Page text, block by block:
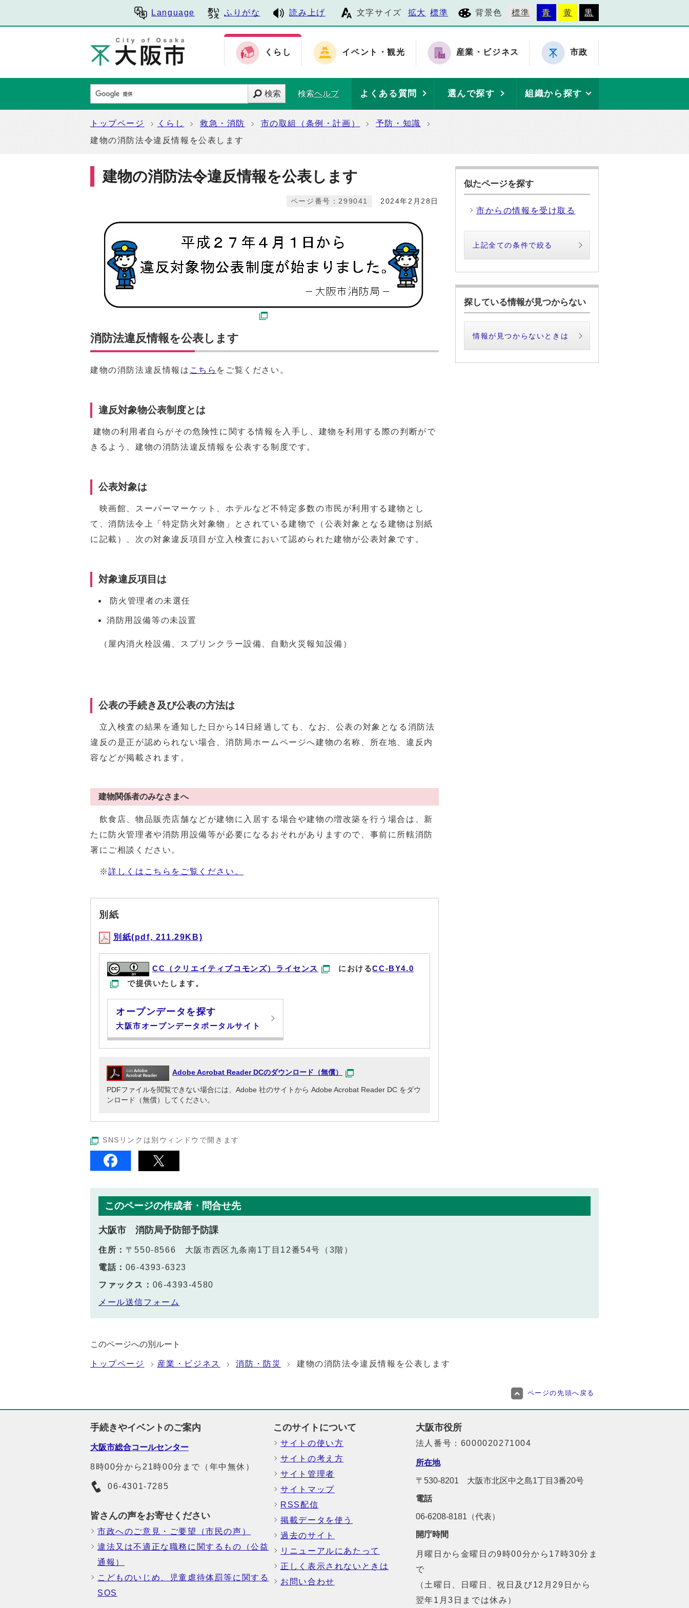
Language ふりがな 読み上げ 文字サイズ 拡大 標準 背景色 標準 青 黄 黒
くらし イベント・観光 産業・ビジネス 市政
検索 検索ヘルプ よくある質問 選んで探す 組織から探す
トップページ くらし 救急・消防 市の取組（条例・計画）
予防・知識
建物の消防法令違反情報を公表します
建物の消防法令違反情報を公表します
2024年2月28日
ページ番号：299041
消防法違反情報を公表します
建物の消防法違反情報は こちら をご覧ください。
違反対象物公表制度とは
建物の利用者自らがその危険性に関する情報を入手し、建物を利用する際の判断がで
きるよう、建物の消防法違反情報を公表する制度です。
公表対象は
映画館、スーパーマーケット、ホテルなど不特定多数の市民が利用する建物とし
て、消防法令上「特定防火対象物」とされている建物で（公表対象となる建物は別紙
に記載）、次の対象違反項目が立入検査において認められた建物が公表対象です。
対象違反項目は
防火管理者の未選任
消防用設備等の未設置
（屋内消火栓設備、スプリンクラー設備、自動火災報知設備）
公表の手続き及び公表の方法は
立入検査の結果を通知した日から14日経過しても、なお、公表の対象となる消防法
違反の是正が認められない場合、消防局ホームページへ建物の名称、所在地、違反内
容などが掲載されます。
建物関係者のみなさまへ
飲食店、物品販売店舗などが建物に入居する場合や建物の増改築を行う場合は、新
たに防火管理者や消防用設備等が必要になるおそれがありますので、事前に所轄消防
署にご相談ください。
※詳しくはこちらをご覧ください。
別紙
別紙(pdf, 211.29KB)
CC（クリエイティブコモンズ）ライセンス におけるCC-BY4.0
で提供いたします。
オープンデータを探す
大阪市オープンデータポータルサイト
Adobe Acrobat Reader DCのダウンロード（無償）
PDFファイルを閲覧できない場合には、Adobe 社のサイトから Adobe Acrobat Reader DC をダウ
ンロード（無償）してください。
SNSリンクは別ウィンドウで開きます
似たページを探す
市からの情報を受け取る
上記全ての条件で絞る
探している情報が見つからない
情報が見つからないときは
このページの作成者・問合せ先
大阪市 消防局予防部予防課
住所： 〒550-8566 大阪市西区九条南1丁目12番54号（3階）
電話： 06-4393-6323
ファックス： 06-4393-4580
メール送信フォーム
このページへの別ルート
トップページ 産業・ビジネス 消防・防災 建物の消防法令違反情報を公表します
ページの先頭へ戻る
手続きやイベントのご案内
大阪市総合コールセンター
8時00分から21時00分まで（年中無休）
06-4301-7285
皆さんの声をお寄せください
市政へのご意見・ご要望（市民の声）
違法又は不適正な職務に関するもの（公益
通報）
こどものいじめ、児童虐待体罰等に関する
SOS
このサイトについて
サイトの使い方
サイトの考え方
サイト管理者
サイトマップ
RSS配信
掲載データを使う
過去のサイト
リニューアルにあたって
正しく表示されないときは
お問い合わせ
大阪市役所
法人番号：6000020271004
所在地
〒530-8201 大阪市北区中之島1丁目3番20号
電話
06-6208-8181（代表）
開庁時間
月曜日から金曜日の9時00分から17時30分ま
で
（土曜日、日曜日、祝日及び12月29日から
翌年1月3日までは休み）